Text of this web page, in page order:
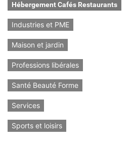
Hébergement Cafés Restaurants
Industries et PME
Maison et jardin
Professions libérales
Santé Beauté Forme
Services
Sports et loisirs